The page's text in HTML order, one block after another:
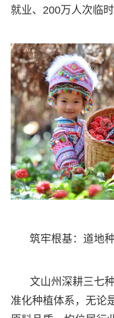
就业、200万人次临
筑牢根基：道地
文山州深耕三七
准化种植体系，无论